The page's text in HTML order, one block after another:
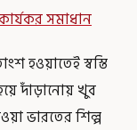
সমাধান
হওয়াতেই স্বস্তি
দাঁড়ানোয় খুব
ভারতের শিল্প